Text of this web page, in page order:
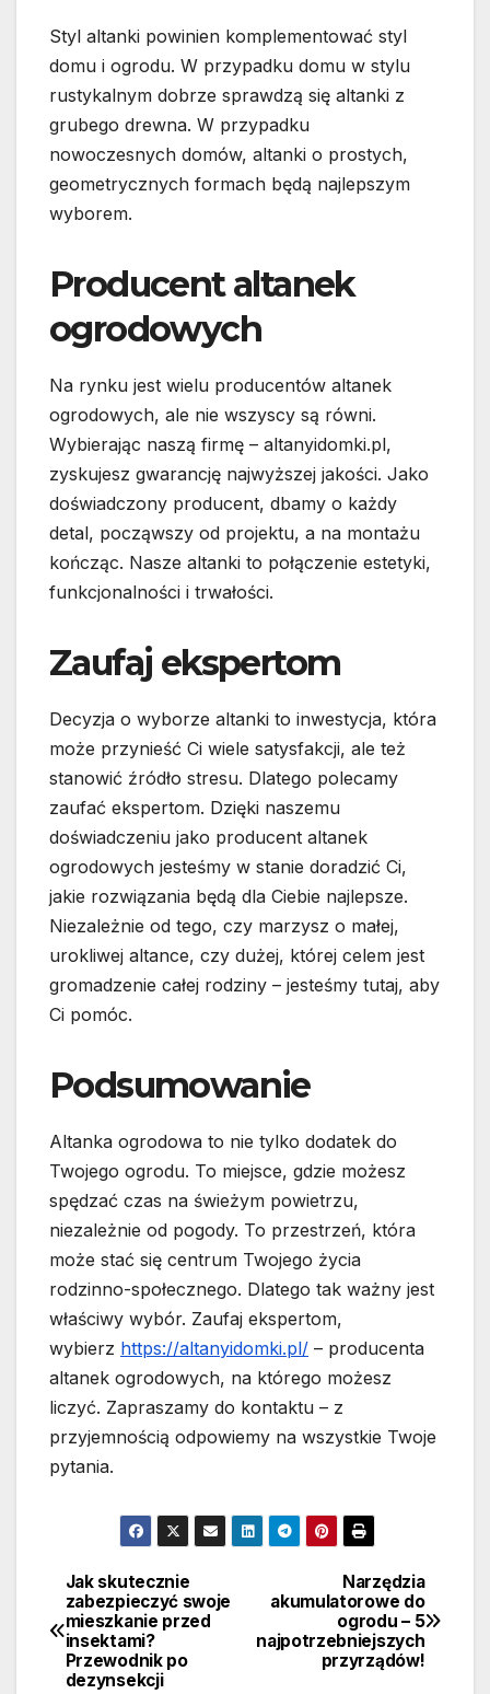
Styl altanki powinien komplementować styl
domu i ogrodu. W przypadku domu w stylu
rustykalnym dobrze sprawdzą się altanki z
grubego drewna. W przypadku
nowoczesnych domów, altanki o prostych,
geometrycznych formach będą najlepszym
wyborem.
Producent altanek
ogrodowych
Na rynku jest wielu producentów altanek
ogrodowych, ale nie wszyscy są równi.
Wybierając naszą firmę – altanyidomki.pl,
zyskujesz gwarancję najwyższej jakości. Jako
doświadczony producent, dbamy o każdy
detal, począwszy od projektu, a na montażu
kończąc. Nasze altanki to połączenie estetyki,
funkcjonalności i trwałości.
Zaufaj ekspertom
Decyzja o wyborze altanki to inwestycja, która
może przynieść Ci wiele satysfakcji, ale też
stanowić źródło stresu. Dlatego polecamy
zaufać ekspertom. Dzięki naszemu
doświadczeniu jako producent altanek
ogrodowych jesteśmy w stanie doradzić Ci,
jakie rozwiązania będą dla Ciebie najlepsze.
Niezależnie od tego, czy marzysz o małej,
urokliwej altance, czy dużej, której celem jest
gromadzenie całej rodziny – jesteśmy tutaj, aby
Ci pomóc.
Podsumowanie
Altanka ogrodowa to nie tylko dodatek do
Twojego ogrodu. To miejsce, gdzie możesz
spędzać czas na świeżym powietrzu,
niezależnie od pogody. To przestrzeń, która
może stać się centrum Twojego życia
rodzinno-społecznego. Dlatego tak ważny jest
właściwy wybór. Zaufaj ekspertom,
wybierz https://altanyidomki.pl/ – producenta
altanek ogrodowych, na którego możesz
liczyć. Zapraszamy do kontaktu – z
przyjemnością odpowiemy na wszystkie Twoje
pytania.
Nawigacja
wpisu
Narzędzia
akumulatorowe do
ogrodu – 5
najpotrzebniejszych
przyrządów!
Jak skutecznie
zabezpieczyć swoje
mieszkanie przed
insektami?
Przewodnik po
dezynsekcji